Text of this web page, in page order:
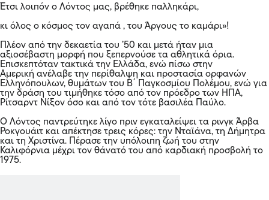
Έτσι λοιπόν ο Λόντος μας, βρέθηκε παλληκάρι,
κι όλος ο κόσμος τον αγαπά , του Άργους το καμάρι»!
Πλέον από την δεκαετία του ’50 και μετά ήταν μια
αξιοσέβαστη μορφή που ξεπερνούσε τα αθλητικά όρια.
Επισκεπτόταν τακτικά την Ελλάδα, ενώ πίσω στην
Αμερική ανέλαβε την περίθαλψη και προστασία ορφανών
Ελληνόπουλων, θυμάτων του Β΄ Παγκοσμίου Πολέμου, ενώ για
την δράση του τιμήθηκε τόσο από τον πρόεδρο των ΗΠΑ,
Ρίτσαρντ Νίξον όσο και από τον τότε βασιλέα Παύλο.
Ο Λόντος παντρεύτηκε λίγο πριν εγκαταλείψει τα ρινγκ Άρβα
Ροκγουάιτ και απέκτησε τρεις κόρες: την Νταϊάνα, τη Δήμητρα
και τη Χριστίνα. Πέρασε την υπόλοιπη ζωή του στην
Καλιφόρνια μέχρι τον θάνατό του από καρδιακή προσβολή το
1975.